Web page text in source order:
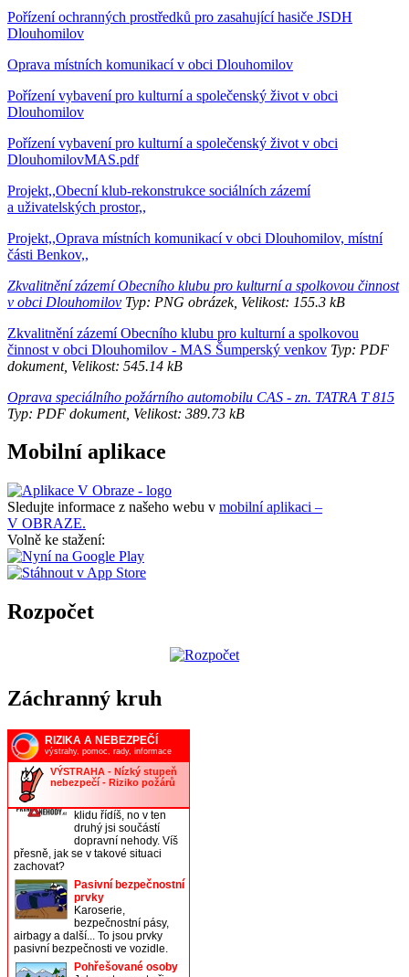
Pořízení ochranných prostředků pro zasahující hasiče JSDH
Dlouhomilov
Oprava místních komunikací v obci Dlouhomilov
Pořízení vybavení pro kulturní a společenský život v obci
Dlouhomilov
Pořízení vybavení pro kulturní a společenský život v obci
DlouhomilovMAS.pdf
Projekt,,Obecní klub-rekonstrukce sociálních zázemí
a uživatelských prostor,,
Projekt,,Oprava místních komunikací v obci Dlouhomilov, místní
části Benkov,,
Zkvalitnění zázemí Obecního klubu pro kulturní a spolkovou činnost
v obci Dlouhomilov Typ: PNG obrázek, Velikost: 155.3 kB
Zkvalitnění zázemí Obecního klubu pro kulturní a spolkovou
činnost v obci Dlouhomilov - MAS Šumperský venkov Typ: PDF
dokument, Velikost: 545.14 kB
Oprava speciálního požárního automobilu CAS - zn. TATRA T 815
Typ: PDF dokument, Velikost: 389.73 kB
Mobilní aplikace
Sledujte informace z našeho webu v mobilní aplikaci –
V OBRAZE.
Volně ke stažení:
Rozpočet
Záchranný kruh